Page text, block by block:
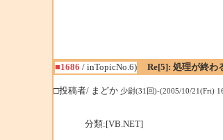
■1686 / inTopicNo.6)
Re[5]: 処理が終わ
□投稿者/ まどか 少尉(31回)-(2005/10/21(Fri)
分類:[VB.NET]